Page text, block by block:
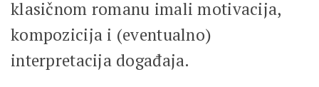
klasičnom romanu imali motivacija,
kompozicija i (eventualno)
interpretacija događaja.